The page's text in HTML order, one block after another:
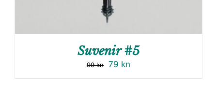
Suvenir #5
99kn 79 kn